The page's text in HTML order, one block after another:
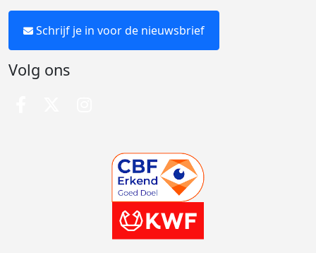
Schrijf je in voor de nieuwsbrief
Volg ons